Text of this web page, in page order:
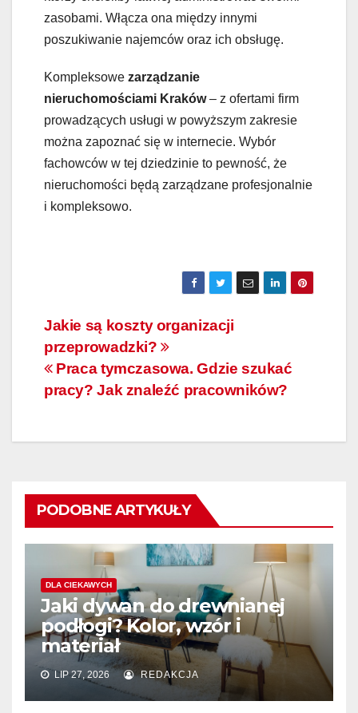
zasobami. Włącza ona między innymi
poszukiwanie najemców oraz ich obsługę.
Kompleksowe zarządzanie
nieruchomościami Kraków– z ofertami firm
prowadzących usługi w powyższym zakresie
można zapoznać się w internecie. Wybór
fachowców w tej dziedzinie to pewność, że
nieruchomości będą zarządzane profesjonalnie
i kompleksowo.
Nawigacja
wpisu
Jakie są koszty organizacji
przeprowadzki?
Praca tymczasowa. Gdzie szukać
pracy? Jak znaleźć pracowników?
PODOBNE ARTYKUŁY
DLA CIEKAWYCH
Jaki dywan do drewnianej
podłogi? Kolor, wzór i
materiał
LIP 27, 2026 REDAKCJA